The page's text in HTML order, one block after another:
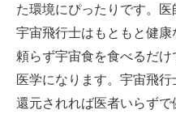
た環境にぴったりです。医
宇宙飛行士はもともと健
頼らず宇宙食を食べるだ
医学になります。宇宙飛
還元されれば医者いらず